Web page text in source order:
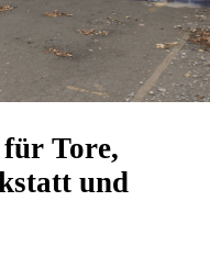
Tore,
und